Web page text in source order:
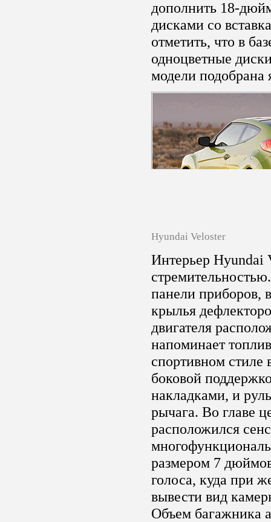
дополнить 18-
дисками со
отметить, что в
одноцветные
модели
Hyundai Veloster
Интерьер Hyundai
панели приборов,
крылья
двигателя
напоминает
спортивном
боковой
накладками, и
рычага. Во главе
расположился
размером 7
голоса, куда при
вывести вид
Объем багажника